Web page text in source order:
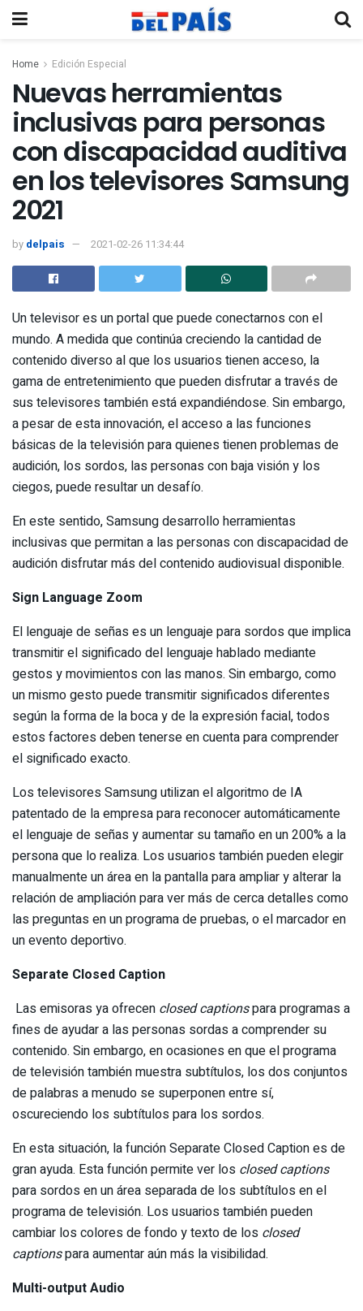
Home Edición Especial
Nuevas herramientas
inclusivas para personas
con discapacidad auditiva
en los televisores Samsung
2021
by delpais 2021-02-26 11:34:44
Un televisor es un portal que puede conectarnos con el
mundo. A medida que continúa creciendo la cantidad de
contenido diverso al que los usuarios tienen acceso, la
gama de entretenimiento que pueden disfrutar a través de
sus televisores también está expandiéndose. Sin embargo,
a pesar de esta innovación, el acceso a las funciones
básicas de la televisión para quienes tienen problemas de
audición, los sordos, las personas con baja visión y los
ciegos, puede resultar un desafío.
En este sentido, Samsung desarrollo herramientas
inclusivas que permitan a las personas con discapacidad de
audición disfrutar más del contenido audiovisual disponible.
Sign Language Zoom
El lenguaje de señas es un lenguaje para sordos que implica
transmitir el significado del lenguaje hablado mediante
gestos y movimientos con las manos. Sin embargo, como
un mismo gesto puede transmitir significados diferentes
según la forma de la boca y de la expresión facial, todos
estos factores deben tenerse en cuenta para comprender
el significado exacto.
Los televisores Samsung utilizan el algoritmo de IA
patentado de la empresa para reconocer automáticamente
el lenguaje de señas y aumentar su tamaño en un 200% a la
persona que lo realiza. Los usuarios también pueden elegir
manualmente un área en la pantalla para ampliar y alterar la
relación de ampliación para ver más de cerca detalles como
las preguntas en un programa de pruebas, o el marcador en
un evento deportivo.
Separate Closed Caption
Las emisoras ya ofrecen closed captionspara programas a
fines de ayudar a las personas sordas a comprender su
contenido. Sin embargo, en ocasiones en que el programa
de televisión también muestra subtítulos, los dos conjuntos
de palabras a menudo se superponen entre sí,
oscureciendo los subtítulos para los sordos.
En esta situación, la función Separate Closed Caption es de
gran ayuda. Esta función permite ver los closed captions
para sordos en un área separada de los subtítulos en el
programa de televisión. Los usuarios también pueden
cambiar los colores de fondo y texto de los closed
captionspara aumentar aún más la visibilidad.
Multi-output Audio